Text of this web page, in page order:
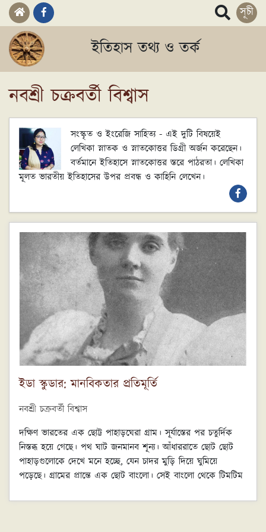
সূচী
ইতিহাস তথ্য ও তর্ক
নবশ্রী চক্রবর্তী বিশ্বাস
সংস্কৃত ও ইংরেজি সাহিত্য - এই দুটি বিষয়েই
লেখিকা স্নাতক ও স্নাতকোত্তর ডিগ্রী অর্জন করেছেন।
বর্তমানে ইতিহাসে স্নাতকোত্তর স্তরে পাঠরতা। লেখিকা
মূলত ভারতীয় ইতিহাসের উপর প্রবন্ধ ও কাহিনি লেখেন।
ইডা স্কুডার: মানবিকতার প্রতিমূর্তি
নবশ্রী চক্রবর্তী বিশ্বাস
দক্ষিণ ভারতের এক ছোট্ট পাহাড়ঘেরা গ্রাম। সূর্যাস্তের পর চতুর্দিক
নিস্তব্ধ হয়ে গেছে। পথ ঘাট জনমানব শূন্য। আঁধাররাতে ছোট ছোট
পাহাড়গুলোকে দেখে মনে হচ্ছে, যেন চাদর মুড়ি দিয়ে ঘুমিয়ে
পড়েছে। গ্রামের প্রান্তে এক ছোট বাংলো। সেই বাংলো থেকে টিমটিম
নিঝুম হয়ে গেলো। তখনো বাংলো থেকে মোমবাতির আলো আসছে।